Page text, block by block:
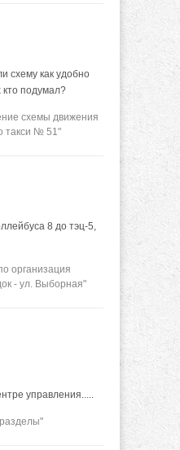
схему как удобно
кто подумал?
схемы движения
такси № 51"
8 до тэц-5,
организация
- ул. Выборная"
управления.....